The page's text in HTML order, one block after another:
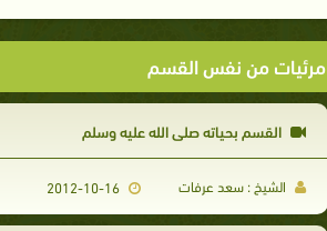
مرئيات من نفس القسم
القسم بحياته صلى الله عليه وسلم
الشيخ : سعد عرفات